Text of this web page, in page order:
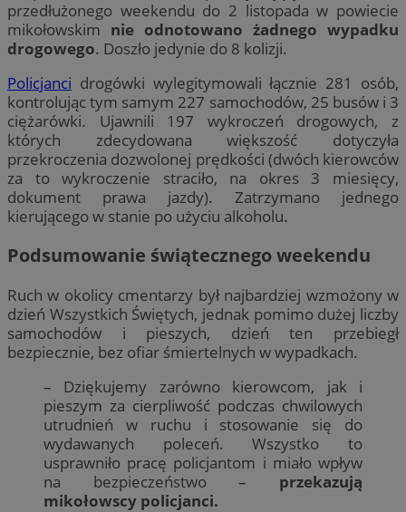
przedłużonego weekendu do 2 listopada w powiecie
mikołowskim nie odnotowano żadnego wypadku
drogowego. Doszło jedynie do 8 kolizji.
Policjanci drogówki wylegitymowali łącznie 281 osób,
kontrolując tym samym 227 samochodów, 25 busów i 3
ciężarówki. Ujawnili 197 wykroczeń drogowych, z
których zdecydowana większość dotyczyła
przekroczenia dozwolonej prędkości (dwóch kierowców
za to wykroczenie straciło, na okres 3 miesięcy,
dokument prawa jazdy). Zatrzymano jednego
kierującego w stanie po użyciu alkoholu.
Podsumowanie świątecznego weekendu
Ruch w okolicy cmentarzy był najbardziej wzmożony w
dzień Wszystkich Świętych, jednak pomimo dużej liczby
samochodów i pieszych, dzień ten przebiegł
bezpiecznie, bez ofiar śmiertelnych w wypadkach.
– Dziękujemy zarówno kierowcom, jak i
pieszym za cierpliwość podczas chwilowych
utrudnień w ruchu i stosowanie się do
wydawanych poleceń. Wszystko to
usprawniło pracę policjantom i miało wpływ
na bezpieczeństwo – przekazują
mikołowscy policjanci.